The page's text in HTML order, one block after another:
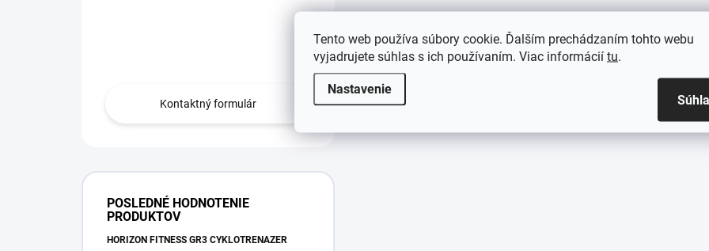
Tento web používa súbory cookie. Ďalším prechádzaním tohto webu
vyjadrujete súhlas s ich používaním. Viac informácií tu.
Nastavenie
Kontaktný formulár
POSLEDNÉ HODNOTENIE
PRODUKTOV
HORIZON FITNESS GR3 CYKLOTRENAŽÉR